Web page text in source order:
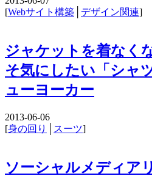
[Webサイト構築 デザイン関連]
ジャケットを着なく
そ気にしたい「シャ
ューヨーカー
2013-06-06
[身の回り スーツ]
ソーシャルメディア